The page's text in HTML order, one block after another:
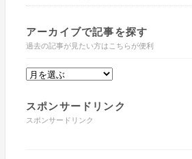
アーカイブで記事を探す
過去の記事が見たい方はこちらが便利
スポンサードリンク
スポンサードリンク